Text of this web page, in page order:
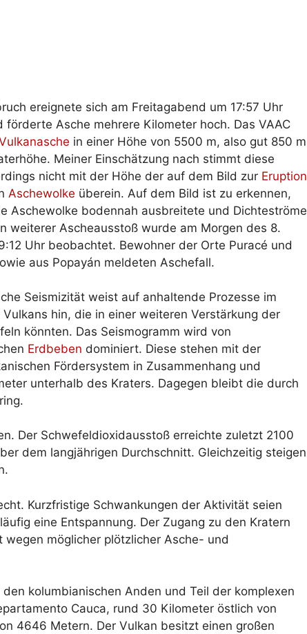
ereignete sich am Freitagabend um 17:57 Uhr
förderte Asche mehrere Kilometer hoch. Das VAAC
in einer Höhe von 5500 m, also gut 850 m
Meiner Einschätzung nach stimmt diese
nicht mit der Höhe der auf dem Bild zur Eruption
Aschewolke überein. Auf dem Bild ist zu erkennen,
Aschewolke bodennah ausbreitete und Dichteströme
weiterer Ascheausstoß wurde am Morgen des 8.
Uhr beobachtet. Bewohner der Orte Puracé und
aus Popayán meldeten Aschefall.
Seismizität weist auf anhaltende Prozesse im
Vulkans hin, die in einer weiteren Verstärkung der
könnten. Das Seismogramm wird von
Erdbeben dominiert. Diese stehen mit der
Fördersystem in Zusammenhang und
unterhalb des Kraters. Dagegen bleibt die durch
Der Schwefeldioxidausstoß erreichte zuletzt 2100
dem langjährigen Durchschnitt. Gleichzeitig steigen
Kurzfristige Schwankungen der Aktivität seien
eine Entspannung. Der Zugang zu den Kratern
möglicher plötzlicher Asche- und
kolumbianischen Anden und Teil der komplexen
Cauca, rund 30 Kilometer östlich von
4646 Metern. Der Vulkan besitzt einen großen